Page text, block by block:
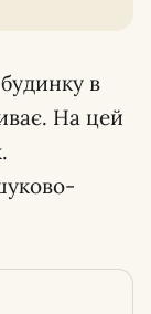
в
На цей